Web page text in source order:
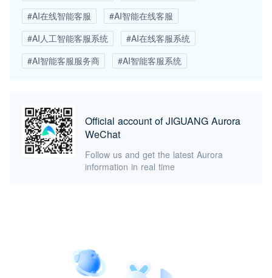
#AI在线智能客服
#AI智能在线客服
#AI人工智能客服系统
#AI在线客服系统
#AI智能客服服务商
#AI智能客服系统
Official account of JIGUANG Aurora
WeChat
Follow us and get the latest Aurora
information in real time